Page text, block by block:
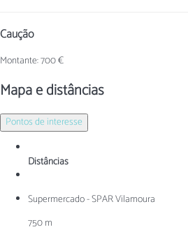
Caução
Montante: 700 €
Mapa e distâncias
Pontos de interesse
Distâncias
Supermercado - SPAR Vilamoura
750 m